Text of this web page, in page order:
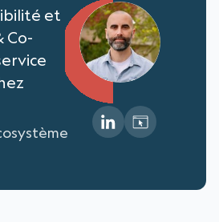
et
Co-